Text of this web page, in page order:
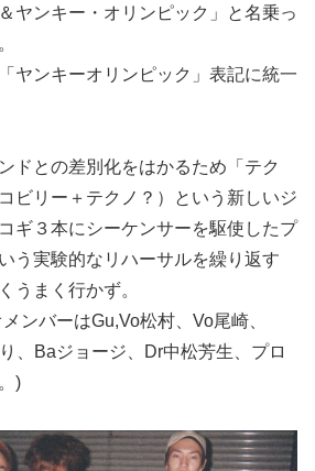
ヤンキー・オリンピック」と名乗っ
ヤンキーオリンピック」表記に統一
ドとの差別化をはかるため「テク
ビリー＋テクノ？）という新しいジ
ギ３本にシーケンサーを駆使したプ
う実験的なリハーサルを繰り返す
うまく行かず。
ンバーはGu,Vo松村、Vo尾崎、
、Baジョージ、Dr中松芳生、プロ
)